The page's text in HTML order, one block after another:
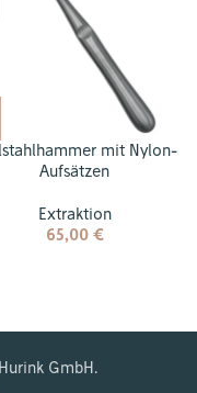
mit Nylon-
Aufsätzen
Extraktion
65,00 €
GmbH.